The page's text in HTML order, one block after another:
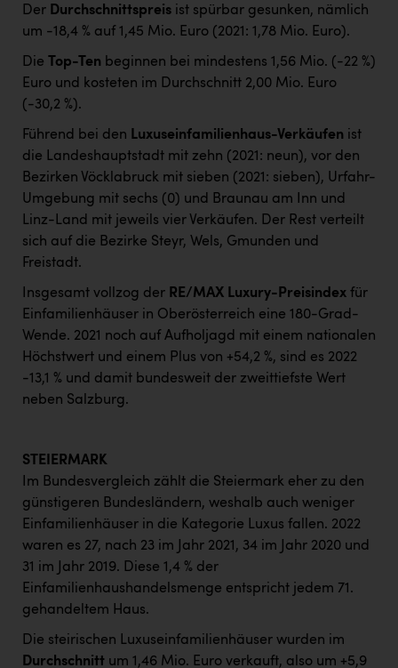
Der Durchschnittspreis ist spürbar gesunken, nämlich
um -18,4 % auf 1,45 Mio. Euro (2021: 1,78 Mio. Euro).
Die Top-Ten beginnen bei mindestens 1,56 Mio. (-22 %)
Euro und kosteten im Durchschnitt 2,00 Mio. Euro
(-30,2 %).
Führend bei den Luxuseinfamilienhaus-Verkäufen ist
die Landeshauptstadt mit zehn (2021: neun), vor den
Bezirken Vöcklabruck mit sieben (2021: sieben), Urfahr-
Umgebung mit sechs (0) und Braunau am Inn und
Linz-Land mit jeweils vier Verkäufen. Der Rest verteilt
sich auf die Bezirke Steyr, Wels, Gmunden und
Freistadt.
Insgesamt vollzog der RE/MAX Luxury-Preisindex für
Einfamilienhäuser in Oberösterreich eine 180-Grad-
Wende. 2021 noch auf Aufholjagd mit einem nationalen
Höchstwert und einem Plus von +54,2 %, sind es 2022
-13,1 % und damit bundesweit der zweittiefste Wert
neben Salzburg.
STEIERMARK
Im Bundesvergleich zählt die Steiermark eher zu den
günstigeren Bundesländern, weshalb auch weniger
Einfamilienhäuser in die Kategorie Luxus fallen. 2022
waren es 27, nach 23 im Jahr 2021, 34 im Jahr 2020 und
31 im Jahr 2019. Diese 1,4 % der
Einfamilienhaushandelsmenge entspricht jedem 71.
gehandeltem Haus.
Die steirischen Luxuseinfamilienhäuser wurden im
Durchschnitt um 1,46 Mio. Euro verkauft, also um +5,9